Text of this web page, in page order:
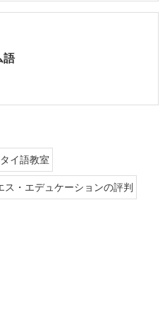
語
タイ語教室
・エデュケーションの評判